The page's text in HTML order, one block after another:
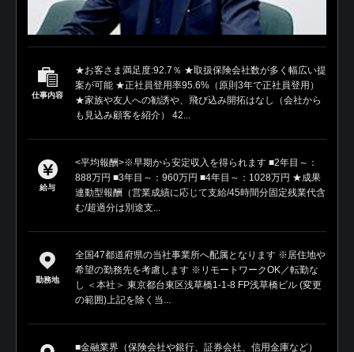
仕事内容
★お客さま満足度:92.7％ ★取扱保険会社数が多く幅広い提
案が可能 ★正社員登用率95.6%（原則3年で正社員登用）
★家族や友人への勧誘や、飛び込み開拓はなし（会社から
も見込み顧客を紹介） 42...
給与
<平均報酬>※早期から安定収入を得られます ■2年目～：
888万円 ■3年目～：960万円 ■4年目～：1028万円 ★成果
連動型報酬（営業成績に応じて支給/45時間分固定残業代含
む/超過分は別途支...
勤務地
全国47都道府県の当社事業所へ配属となります ※居住地や
希望の勤務先を考慮します ※リモートワークOK／転勤な
し ＜本社＞ 東京都台東区浅草橋1-1-8 FP浅草橋ビル (変更
の範囲)上記を除く当...
■金融業界（保険会社や銀行、証券会社、信用金庫など）